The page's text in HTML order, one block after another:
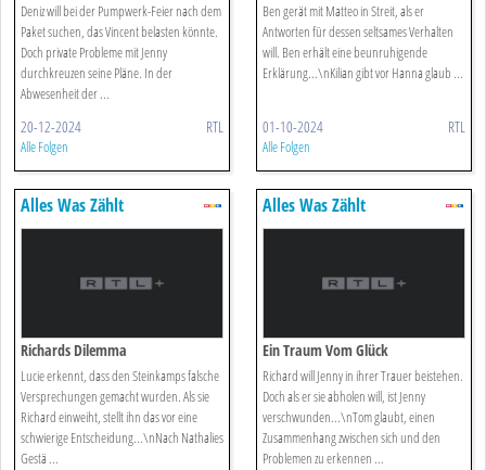
Deniz will bei der Pumpwerk-Feier nach dem
Paket suchen, das Vincent belasten könnte.
Doch private Probleme mit Jenny
durchkreuzen seine Pläne. In der
Abwesenheit der ...
20-12-2024 RTL
Alle Folgen
Ben gerät mit Matteo in Streit, als er
Antworten für dessen seltsames Verhalten
will. Ben erhält eine beunruhigende
Erklärung...\nKilian gibt vor Hanna glaub ...
01-10-2024 RTL
Alle Folgen
Alles Was Zählt
Richards Dilemma
Lucie erkennt, dass den Steinkamps falsche
Versprechungen gemacht wurden. Als sie
Richard einweiht, stellt ihn das vor eine
schwierige Entscheidung...\nNach Nathalies
Gestä ...
Alles Was Zählt
Ein Traum Vom Glück
Richard will Jenny in ihrer Trauer beistehen.
Doch als er sie abholen will, ist Jenny
verschwunden...\nTom glaubt, einen
Zusammenhang zwischen sich und den
Problemen zu erkennen ...